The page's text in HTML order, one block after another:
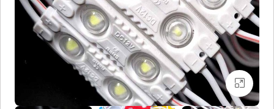
بزرگنمایی تصویر